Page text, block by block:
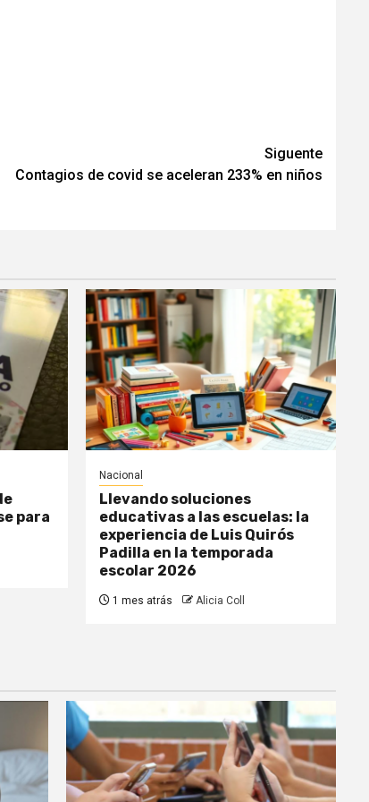
Siguente
Contagios de covid se aceleran 233% en niños
para
Nacional
Llevando soluciones
educativas a las escuelas: la
experiencia de Luis Quirós
Padilla en la temporada
escolar 2026
1 mes atrás Alicia Coll